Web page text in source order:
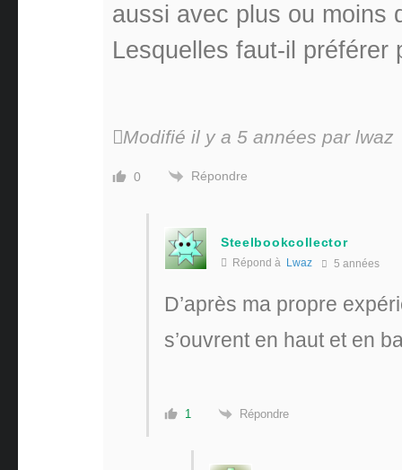
aussi avec plus ou moins
Lesquelles faut-il préférer
Modifié il y a 5 années par lwaz
0 Répondre
Steelbookcollector
Répond à Lwaz 5 années
D’après ma propre
s’ouvrent en haut et en
1 Répondre